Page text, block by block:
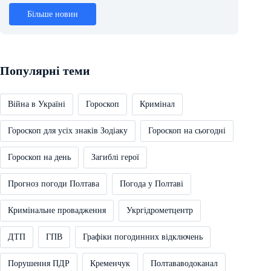
Більше новин
Популярні теми
Війна в Україні Гороскоп Кримінал
Гороскоп для усіх знаків Зодіаку Гороскоп на сьогодні
Гороскоп на день Загиблі герої
Прогноз погоди Полтава Погода у Полтаві
Кримінальне провадження Укргідрометцентр
ДТП ГПВ Графіки погодинних відключень
Порушення ПДР Кременчук Полтававодоканал